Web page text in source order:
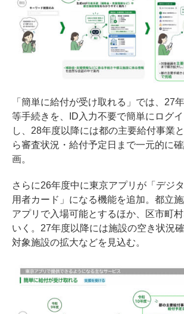
「簡単に給付が受け取れる」では、27
等手続きを、ID入力不要で簡単にログ
し、28年度以降には都の主要給付事業
ら審査状況・給付予定日まで一元的に
画。
さらに26年度中に東京アプリが「デジ
用者カード」になる機能を追加。都立
アプリで入場可能とするほか、区市町
いく。27年度以降には施設の空き状況
対象施設の拡大などを見込む。